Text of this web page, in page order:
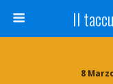
Il
8